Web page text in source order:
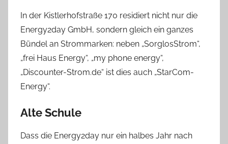
In der Kistlerhofstraße 170 residiert nicht nur die
Energy2day GmbH, sondern gleich ein ganzes
Bündel an Strommarken: neben „SorglosStrom“,
„frei Haus Energy“, „my phone energy“,
„Discounter-Strom.de“ ist dies auch „StarCom-
Energy“.
Alte Schule
Dass die Energy2day nur ein halbes Jahr nach